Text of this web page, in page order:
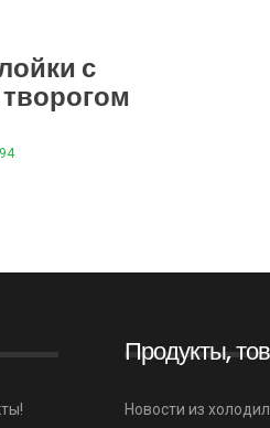
с
Продукты,
Новости из